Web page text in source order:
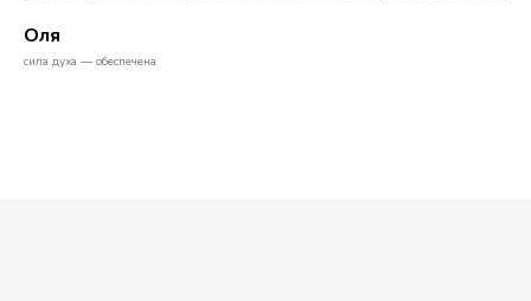
Оля
сила духа — обеспечена